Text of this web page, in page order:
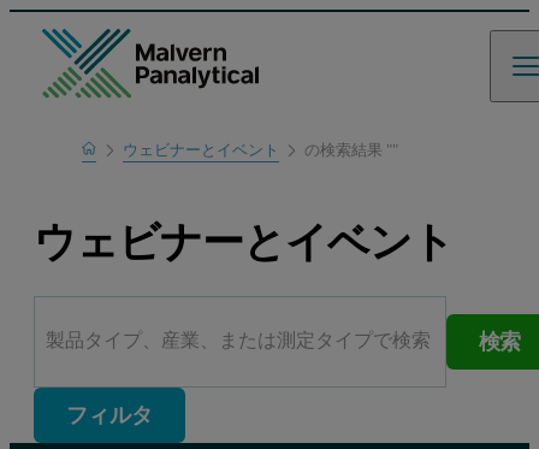
Homeウェビナーとイベント の検索結果 ""
ウェビナーとイベント
検索
フィルタ